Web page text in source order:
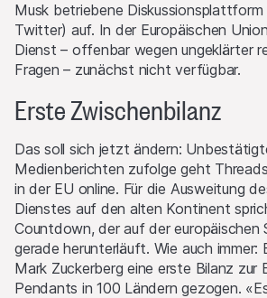
Musk betriebene Diskussionsplattform
Twitter) auf. In der Europäischen
Dienst – offenbar wegen ungeklärter
Fragen – zunächst nicht verfügbar.
Erste Zwischenbilanz
Das soll sich jetzt ändern:
Medienberichten zufolge geht
in der EU online. Für die Ausweitung
Dienstes auf den alten Kontinent
Countdown, der auf der europäischen
gerade herunterläuft. Wie auch
Mark Zuckerberg eine erste Bilanz zur
Pendants in 100 Ländern gezogen.